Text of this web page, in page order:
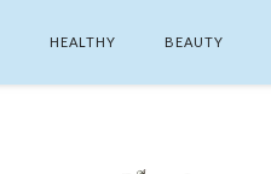
HEALTHY BEAUTY